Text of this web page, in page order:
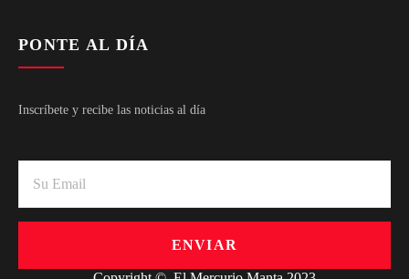
PONTE AL DÍA
Inscríbete y recibe las noticias al día
ENVIAR